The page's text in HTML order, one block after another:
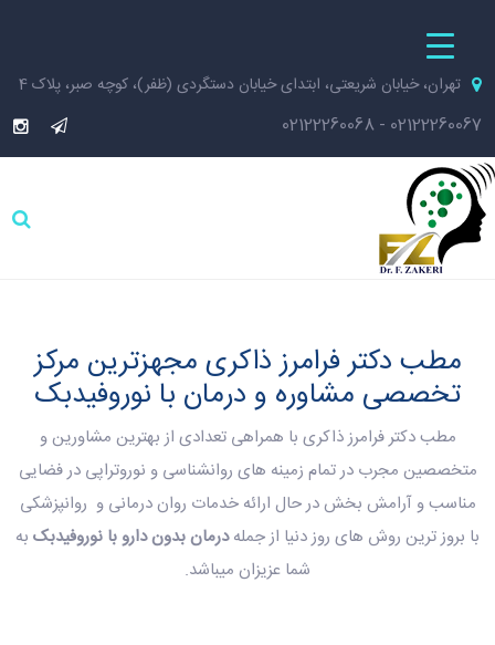
تهران، خیابان شریعتی، ابتدای خیابان دستگردی (ظفر)، کوچه صبر، پلاک 4
02122260067
-
02122260068
مطب دکتر فرامرز ذاکری مجهزترین مرکز
تخصصی مشاوره و درمان با نوروفیدبک
مطب دکتر فرامرز ذاکری با همراهی تعدادی از بهترین مشاورین و
متخصصین مجرب در تمام زمینه های روانشناسی و نوروتراپی در فضایی
مناسب و آرامش بخش در حال ارائه خدمات روان درمانی و روانپزشکی
با بروز ترین روش های روز دنیا از جملهدرمان بدون دارو با نوروفیدبک به
شما عزیزان میباشد.